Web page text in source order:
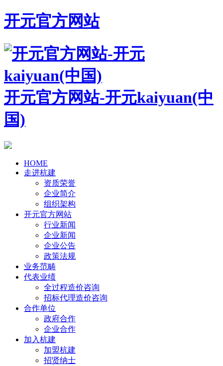
开元官方网站
开元官方网站-开元kaiyuan(中
国)
HOME
走进杭建
资质荣誉
企业简介
组织架构
开元官方网站
行业新闻
企业新闻
企业公告
政策法规
业务范畴
代表业绩
全过程造价咨询
招标代理造价咨询
合作单位
政府合作
企业合作
加入杭建
加盟杭建
招贤纳士